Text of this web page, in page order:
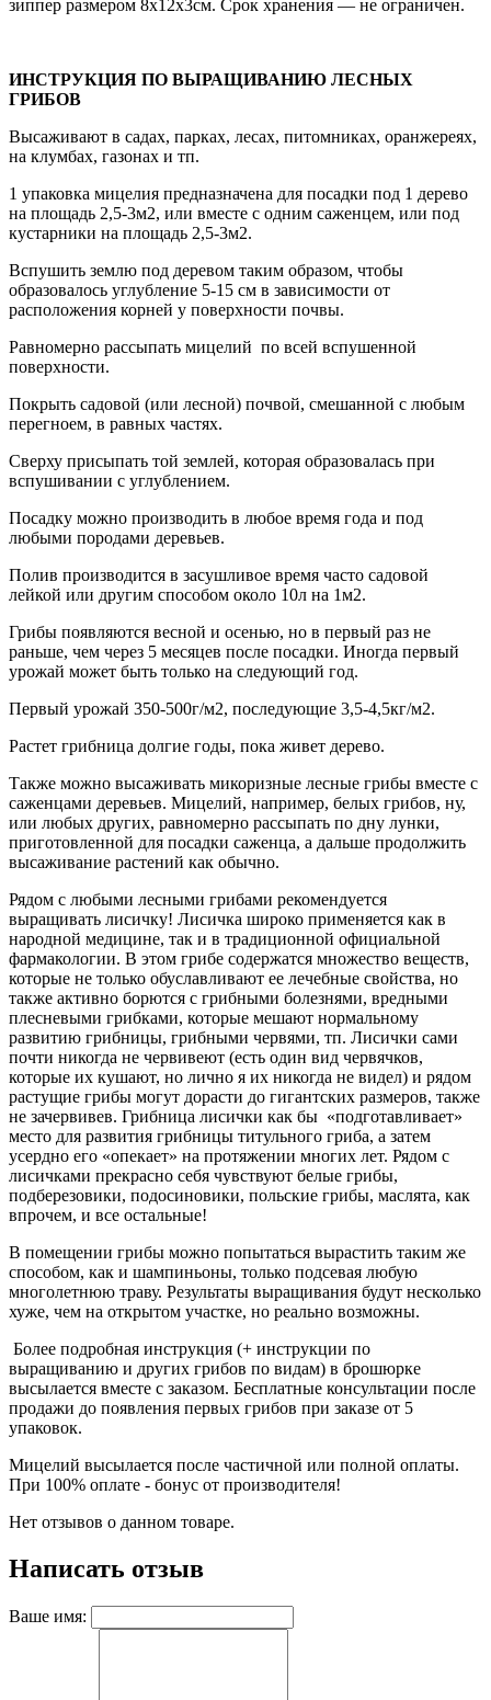
зиппер размером 8х12х3см. Срок хранения — не ограничен.
ИНСТРУКЦИЯ ПО ВЫРАЩИВАНИЮ ЛЕСНЫХ
ГРИБОВ
Высаживают в садах, парках, лесах, питомниках, оранжереях,
на клумбах, газонах и тп.
1 упаковка мицелия предназначена для посадки под 1 дерево
на площадь 2,5-3м2, или вместе с одним саженцем, или под
кустарники на площадь 2,5-3м2.
Вспушить землю под деревом таким образом, чтобы
образовалось углубление 5-15 см в зависимости от
расположения корней у поверхности почвы.
Равномерно рассыпать мицелий по всей вспушенной
поверхности.
Покрыть садовой (или лесной) почвой, смешанной с любым
перегноем, в равных частях.
Сверху присыпать той землей, которая образовалась при
вспушивании с углублением.
Посадку можно производить в любое время года и под
любыми породами деревьев.
Полив производится в засушливое время часто садовой
лейкой или другим способом около 10л на 1м2.
Грибы появляются весной и осенью, но в первый раз не
раньше, чем через 5 месяцев после посадки. Иногда первый
урожай может быть только на следующий год.
Первый урожай 350-500г/м2, последующие 3,5-4,5кг/м2.
Растет грибница долгие годы, пока живет дерево.
Также можно высаживать микоризные лесные грибы вместе с
саженцами деревьев. Мицелий, например, белых грибов, ну,
или любых других, равномерно рассыпать по дну лунки,
приготовленной для посадки саженца, а дальше продолжить
высаживание растений как обычно.
Рядом с любыми лесными грибами рекомендуется
выращивать лисичку! Лисичка широко применяется как в
народной медицине, так и в традиционной официальной
фармакологии. В этом грибе содержатся множество веществ,
которые не только обуславливают ее лечебные свойства, но
также активно борются с грибными болезнями, вредными
плесневыми грибками, которые мешают нормальному
развитию грибницы, грибными червями, тп. Лисички сами
почти никогда не червивеют (есть один вид червячков,
которые их кушают, но лично я их никогда не видел) и рядом
растущие грибы могут дорасти до гигантских размеров, также
не зачервивев. Грибница лисички как бы «подготавливает»
место для развития грибницы титульного гриба, а затем
усердно его «опекает» на протяжении многих лет. Рядом с
лисичками прекрасно себя чувствуют белые грибы,
подберезовики, подосиновики, польские грибы, маслята, как
впрочем, и все остальные!
В помещении грибы можно попытаться вырастить таким же
способом, как и шампиньоны, только подсевая любую
многолетнюю траву. Результаты выращивания будут несколько
хуже, чем на открытом участке, но реально возможны.
Более подробная инструкция (+ инструкции по
выращиванию и других грибов по видам) в брошюрке
высылается вместе с заказом. Бесплатные консультации после
продажи до появления первых грибов при заказе от 5
упаковок.
Мицелий высылается после частичной или полной оплаты.
При 100% оплате - бонус от производителя!
Нет отзывов о данном товаре.
Написать отзыв
Ваше имя: